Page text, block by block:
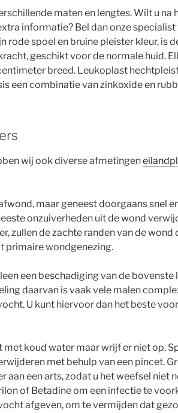
maten en lengtes. Wilt u na
informatie? Bel dan onze specialist
rode spoel en bruine pleister kleur, is
geschikt voor de normale huid.
breed. Leukoplast
een combinatie van zinkoxide en
wij ook diverse afmetingen
maar geneest doorgaans snel
onzuiverheden uit de wond
zullen de zachte randen van de wond
primaire wondgenezing.
een beschadiging van de bovenste
daarvan is vaak vele malen
U kunt hiervoor dan het beste
koud water maar wrijf er niet op.
met behulp van een pincet.
aan een arts, zodat u het weefsel niet
of Betadine om een infectie te
afgeven, om te vermijden dat